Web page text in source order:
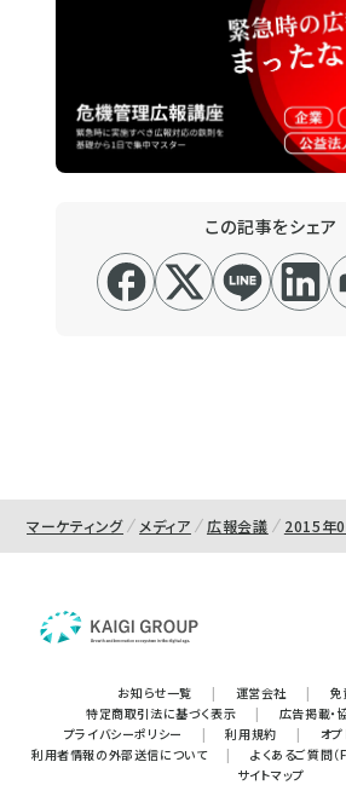
この記事をシェア
マーケティング メディア 広報会議 2015年
お知らせ一覧 | 運営会社 | 免
特定商取引法に基づく表示
| 広告掲載・
プライバシーポリシー
| 利用規約 | オ
利用者情報の外部送信について
| よくあるご質問（
サイトマップ